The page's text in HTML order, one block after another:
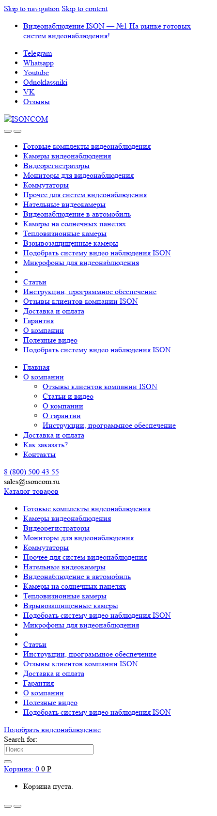
Skip to navigation Skip to content
Видеонаблюдение ISON — №1 На рынке готовых
систем видеонаблюдения!
Telegram
Whatsapp
Youtube
Odnoklassniki
VK
Отзывы
Готовые комплекты видеонаблюдения
Камеры видеонаблюдения
Видеорегистраторы
Мониторы для видеонаблюдения
Коммутаторы
Прочее для систем видеонаблюдения
Нательные видеокамеры
Видеонаблюдение в автомобиль
Камеры на солнечных панелях
Тепловизионные камеры
Взрывозащищенные камеры
Подобрать систему видео наблюдения ISON
Микрофоны для видеонаблюдения
Статьи
Инструкции, программное обеспечение
Отзывы клиентов компании ISON
Доставка и оплата
Гарантия
О компании
Полезные видео
Подобрать систему видео наблюдения ISON
Главная
О компании
Отзывы клиентов компании ISON
Статьи и видео
О компании
О гарантии
Инструкции, программное обеспечение
Доставка и оплата
Как заказать?
Контакты
8 (800) 500 43 55
sales@isoncom.ru
Каталог товаров
Готовые комплекты видеонаблюдения
Камеры видеонаблюдения
Видеорегистраторы
Мониторы для видеонаблюдения
Коммутаторы
Прочее для систем видеонаблюдения
Нательные видеокамеры
Видеонаблюдение в автомобиль
Камеры на солнечных панелях
Тепловизионные камеры
Взрывозащищенные камеры
Подобрать систему видео наблюдения ISON
Микрофоны для видеонаблюдения
Статьи
Инструкции, программное обеспечение
Отзывы клиентов компании ISON
Доставка и оплата
Гарантия
О компании
Полезные видео
Подобрать систему видео наблюдения ISON
Подобрать видеонаблюдениe
Search for:
Корзина: 0 0 Р
Корзина пуста.